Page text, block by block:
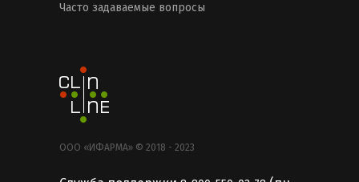
Часто задаваемые вопросы
ООО «ИФАРМА» © 2018 - 2023